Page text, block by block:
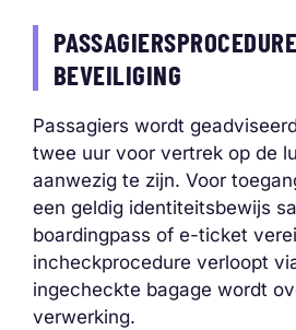
BEVEILIGING
Passagiers wordt
twee uur voor vertrek op de
aanwezig te zijn. Voor
een geldig identiteitsbewijs
boardingpass of e-ticket
incheckprocedure verloopt
ingecheckte bagage wordt
verwerking.